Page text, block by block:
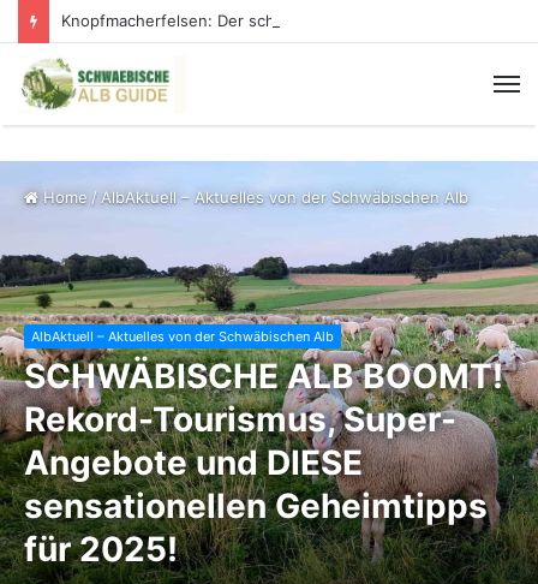
Home / AlbAktuell – Aktuelles von der Schwäbischen Alb
AlbAktuell – Aktuelles von der Schwäbischen Alb
SCHWÄBISCHE ALB BOOMT!
Rekord-Tourismus, Super-
Angebote und DIESE
sensationellen Geheimtipps
für 2025!